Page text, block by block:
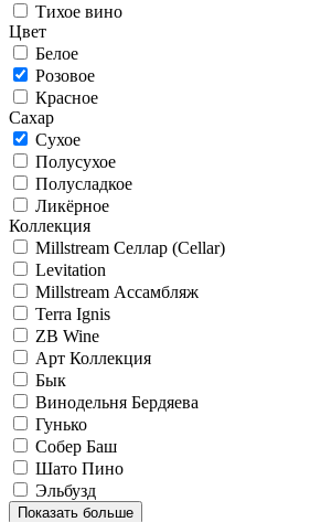
Тихое вино
Цвет
Белое
Розовое
Красное
Сахар
Сухое
Полусухое
Полусладкое
Ликёрное
Коллекция
Millstream Селлар (Cellar)
Levitation
Millstream Ассамбляж
Terra Ignis
ZB Wine
Арт Коллекция
Бык
Винодельня Бердяева
Гунько
Собер Баш
Шато Пино
Эльбузд
Показать больше